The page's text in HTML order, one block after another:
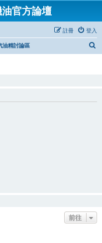
官方論壇
登入
註冊
油精討論區
前往